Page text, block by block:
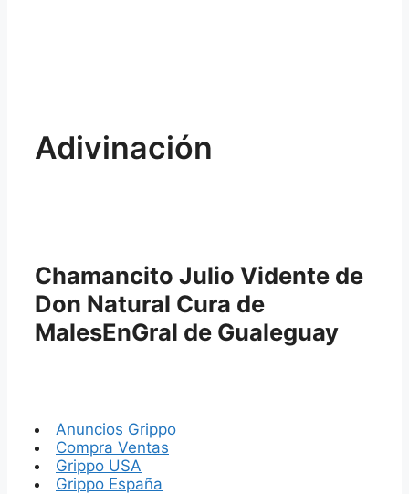
Adivinación
Chamancito Julio Vidente de
Don Natural Cura de
MalesEnGral de Gualeguay
Anuncios Grippo
Compra Ventas
Grippo USA
Grippo España